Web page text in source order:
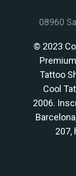
08960
© 2023
Tattoo
Cool
2006.
207,